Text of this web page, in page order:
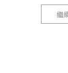
繼